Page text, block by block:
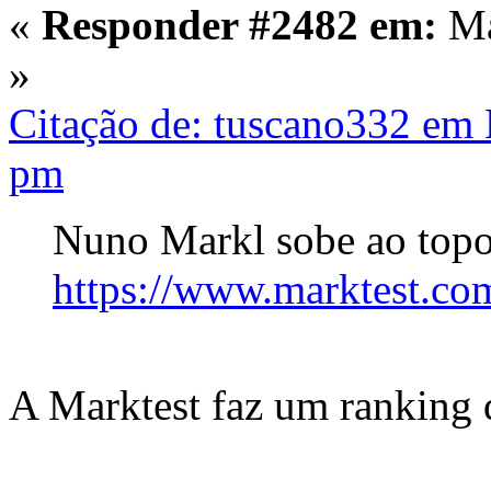
« Responder #2482 em:
»
Citação de: tuscano332
pm
Nuno Markl sobe ao
https://
A Marktest faz um ranking